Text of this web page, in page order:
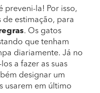
preveni-la! Por isso,
de estimação, para
. Os gatos
que tenham
diariamente. Já no
a fazer as suas
designar um
usarem em último